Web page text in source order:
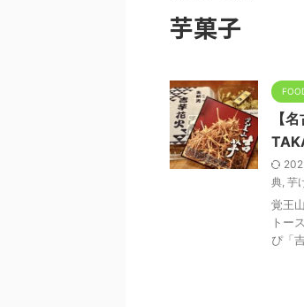
芋菓子
【
典 芋
覚王
トー
ぴ「